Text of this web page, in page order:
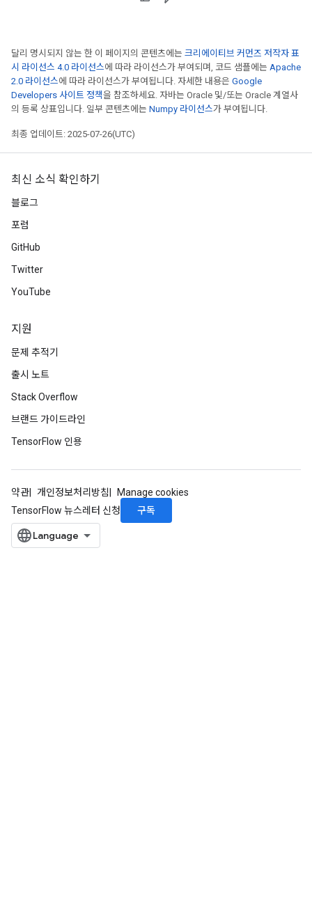
달리 명시되지 않는 한 이 페이지의 콘텐츠에는 크리에이티브 커먼즈 저작자 표
시 라이선스 4.0 라이선스에 따라 라이선스가 부여되며, 코드 샘플에는 Apache
2.0 라이선스에 따라 라이선스가 부여됩니다. 자세한 내용은 Google
Developers 사이트 정책을 참조하세요. 자바는 Oracle 및/또는 Oracle 계열사
의 등록 상표입니다. 일부 콘텐츠에는 Numpy 라이선스가 부여됩니다.
최종 업데이트: 2025-07-26(UTC)
최신 소식 확인하기
블로그
포럼
GitHub
Twitter
YouTube
지원
문제 추적기
출시 노트
Stack Overflow
브랜드 가이드라인
TensorFlow 인용
약관 개인정보처리방침
Manage cookies
TensorFlow 뉴스레터 신청
구독